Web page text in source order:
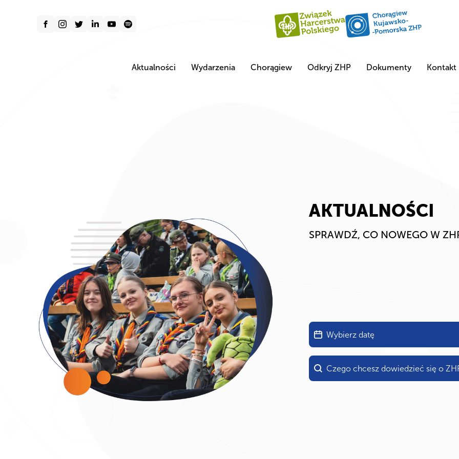
Aktualności Wydarzenia Chorągiew Odkryj ZHP Dokumenty Kontakt
AKTUALNOŚCI
SPRAWDŹ, CO NOWEGO W
Aktualnosci data
Date
Aktualnosci szukaj
Search content